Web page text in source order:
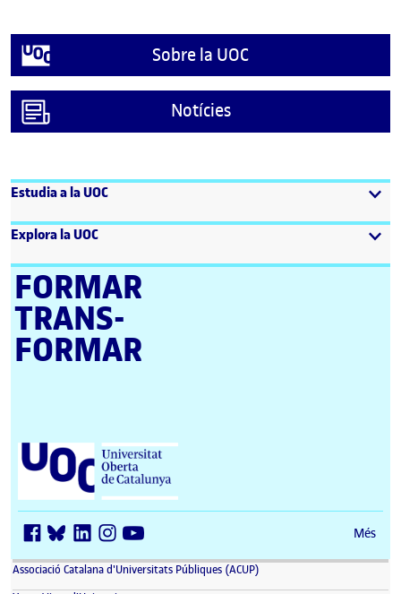
Sobre la UOC
Notícies
Estudia a la UOC
Explora la UOC
FORMAR
TRANS­
FORMAR
Universitat Oberta de Catalunya (UOC)
Més
Associació Catalana d'Universitats Públiques (ACUP)